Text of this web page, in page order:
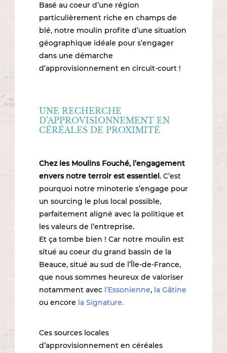
Basé au coeur d’une région
particulièrement riche en champs de
blé, notre moulin profite d’une situation
géographique idéale pour s’engager
dans une démarche
d’approvisionnement en circuit-court !
UNE RECHERCHE
D’APPROVISIONNEMENT EN
CÉRÉALES DE PROXIMITÉ
Chez les Moulins Fouché, l’engagement
envers notre terroir est essentiel. C’est
pourquoi notre minoterie s’engage pour
un sourcing le plus local possible,
parfaitement aligné avec la politique et
les valeurs de l’entreprise.
Et ça tombe bien ! Car notre moulin est
situé au coeur du grand bassin de la
Beauce, situé au sud de l’Île-de-France,
que nous sommes heureux de valoriser
notamment avec l’Essonienne, la Gâtine
ou encore la Signature.
Ces sources locales
d’approvisionnement en céréales